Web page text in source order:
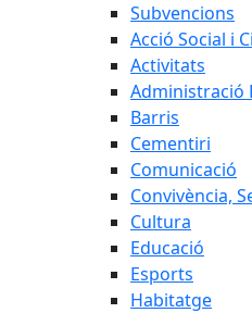
Subvencions
Acció Social i
Activitats
Administració
Barris
Cementiri
Comunicació
Convivència,
Cultura
Educació
Esports
Habitatge